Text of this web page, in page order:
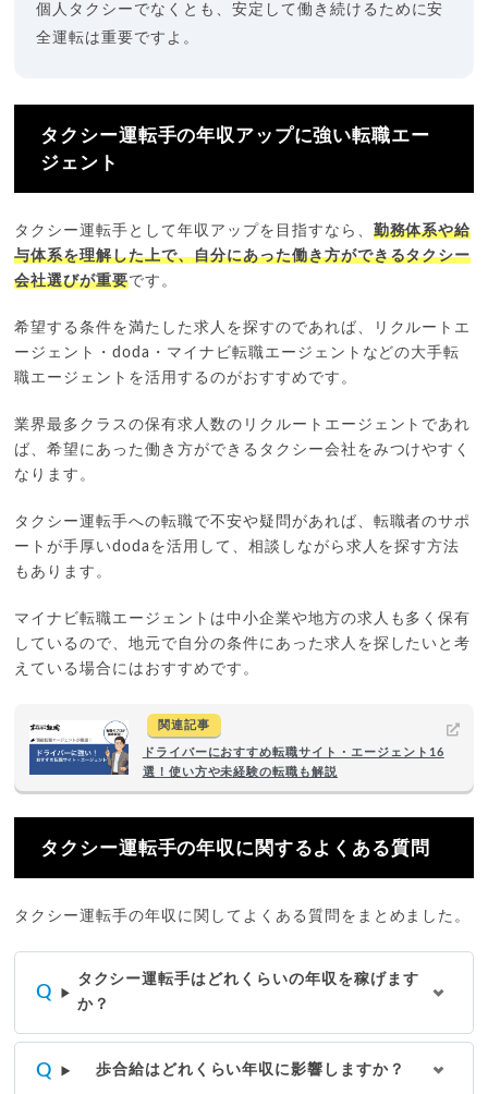
個人タクシーでなくとも、安定して働き続けるために安
全運転は重要ですよ。
タクシー運転手の年収アップに強い転職エー
ジェント
タクシー運転手として年収アップを目指すなら、 勤務体系や給
与体系を理解した上で、自分にあった働き方ができるタクシー
会社選びが重要です。
希望する条件を満たした求人を探すのであれば、リクルートエ
ージェント・doda・マイナビ転職エージェントなどの大手転
職エージェントを活用するのがおすすめです。
業界最多クラスの保有求人数のリクルートエージェントであれ
ば、希望にあった働き方ができるタクシー会社をみつけやすく
なります。
タクシー運転手への転職で不安や疑問があれば、転職者のサポ
ートが手厚いdodaを活用して、相談しながら求人を探す方法
もあります。
マイナビ転職エージェントは中小企業や地方の求人も多く保有
しているので、地元で自分の条件にあった求人を探したいと考
えている場合にはおすすめです。
関連記事
ドライバーにおすすめ転職サイト・エージェント16
選！使い方や未経験の転職も解説
タクシー運転手の年収に関するよくある質問
タクシー運転手の年収に関してよくある質問をまとめました。
タクシー運転手はどれくらいの年収を稼げます
か？
歩合給はどれくらい年収に影響しますか？